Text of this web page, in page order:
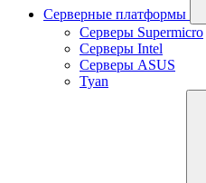
Серверные платформы
Серверы Supermicro
Серверы Intel
Серверы ASUS
Tyan